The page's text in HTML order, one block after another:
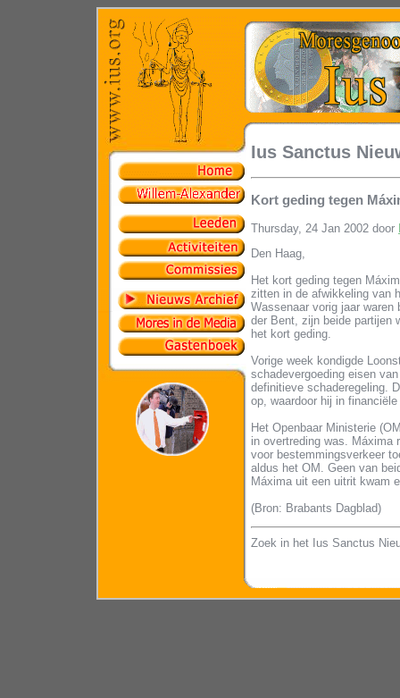
Ius Sanctus
Kort geding tegen
Thursday, 24 Jan 2002 door
Den Haag,
Het kort geding tegen
zitten in de afwikkeling van
Wassenaar vorig jaar
der Bent, zijn beide partijen
het kort geding.
Vorige week kondigde
schadevergoeding eisen
definitieve schaderegeling.
op, waardoor hij in
Het Openbaar Ministerie
in overtreding was. Máxima
voor bestemmingsverkeer
aldus het OM. Geen van
Máxima uit een uitrit kwam
(Bron: Brabants Dagblad)
Zoek in het Ius Sanctus